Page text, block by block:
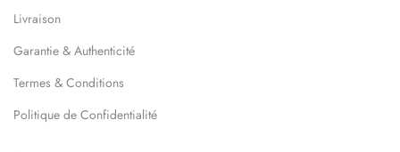
Livraison
Garantie & Authenticité
Termes & Conditions
Politique de Confidentialité